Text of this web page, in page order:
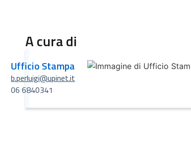
A cura di
Ufficio Stampa
b.perluigi@upinet.it
06 6840341